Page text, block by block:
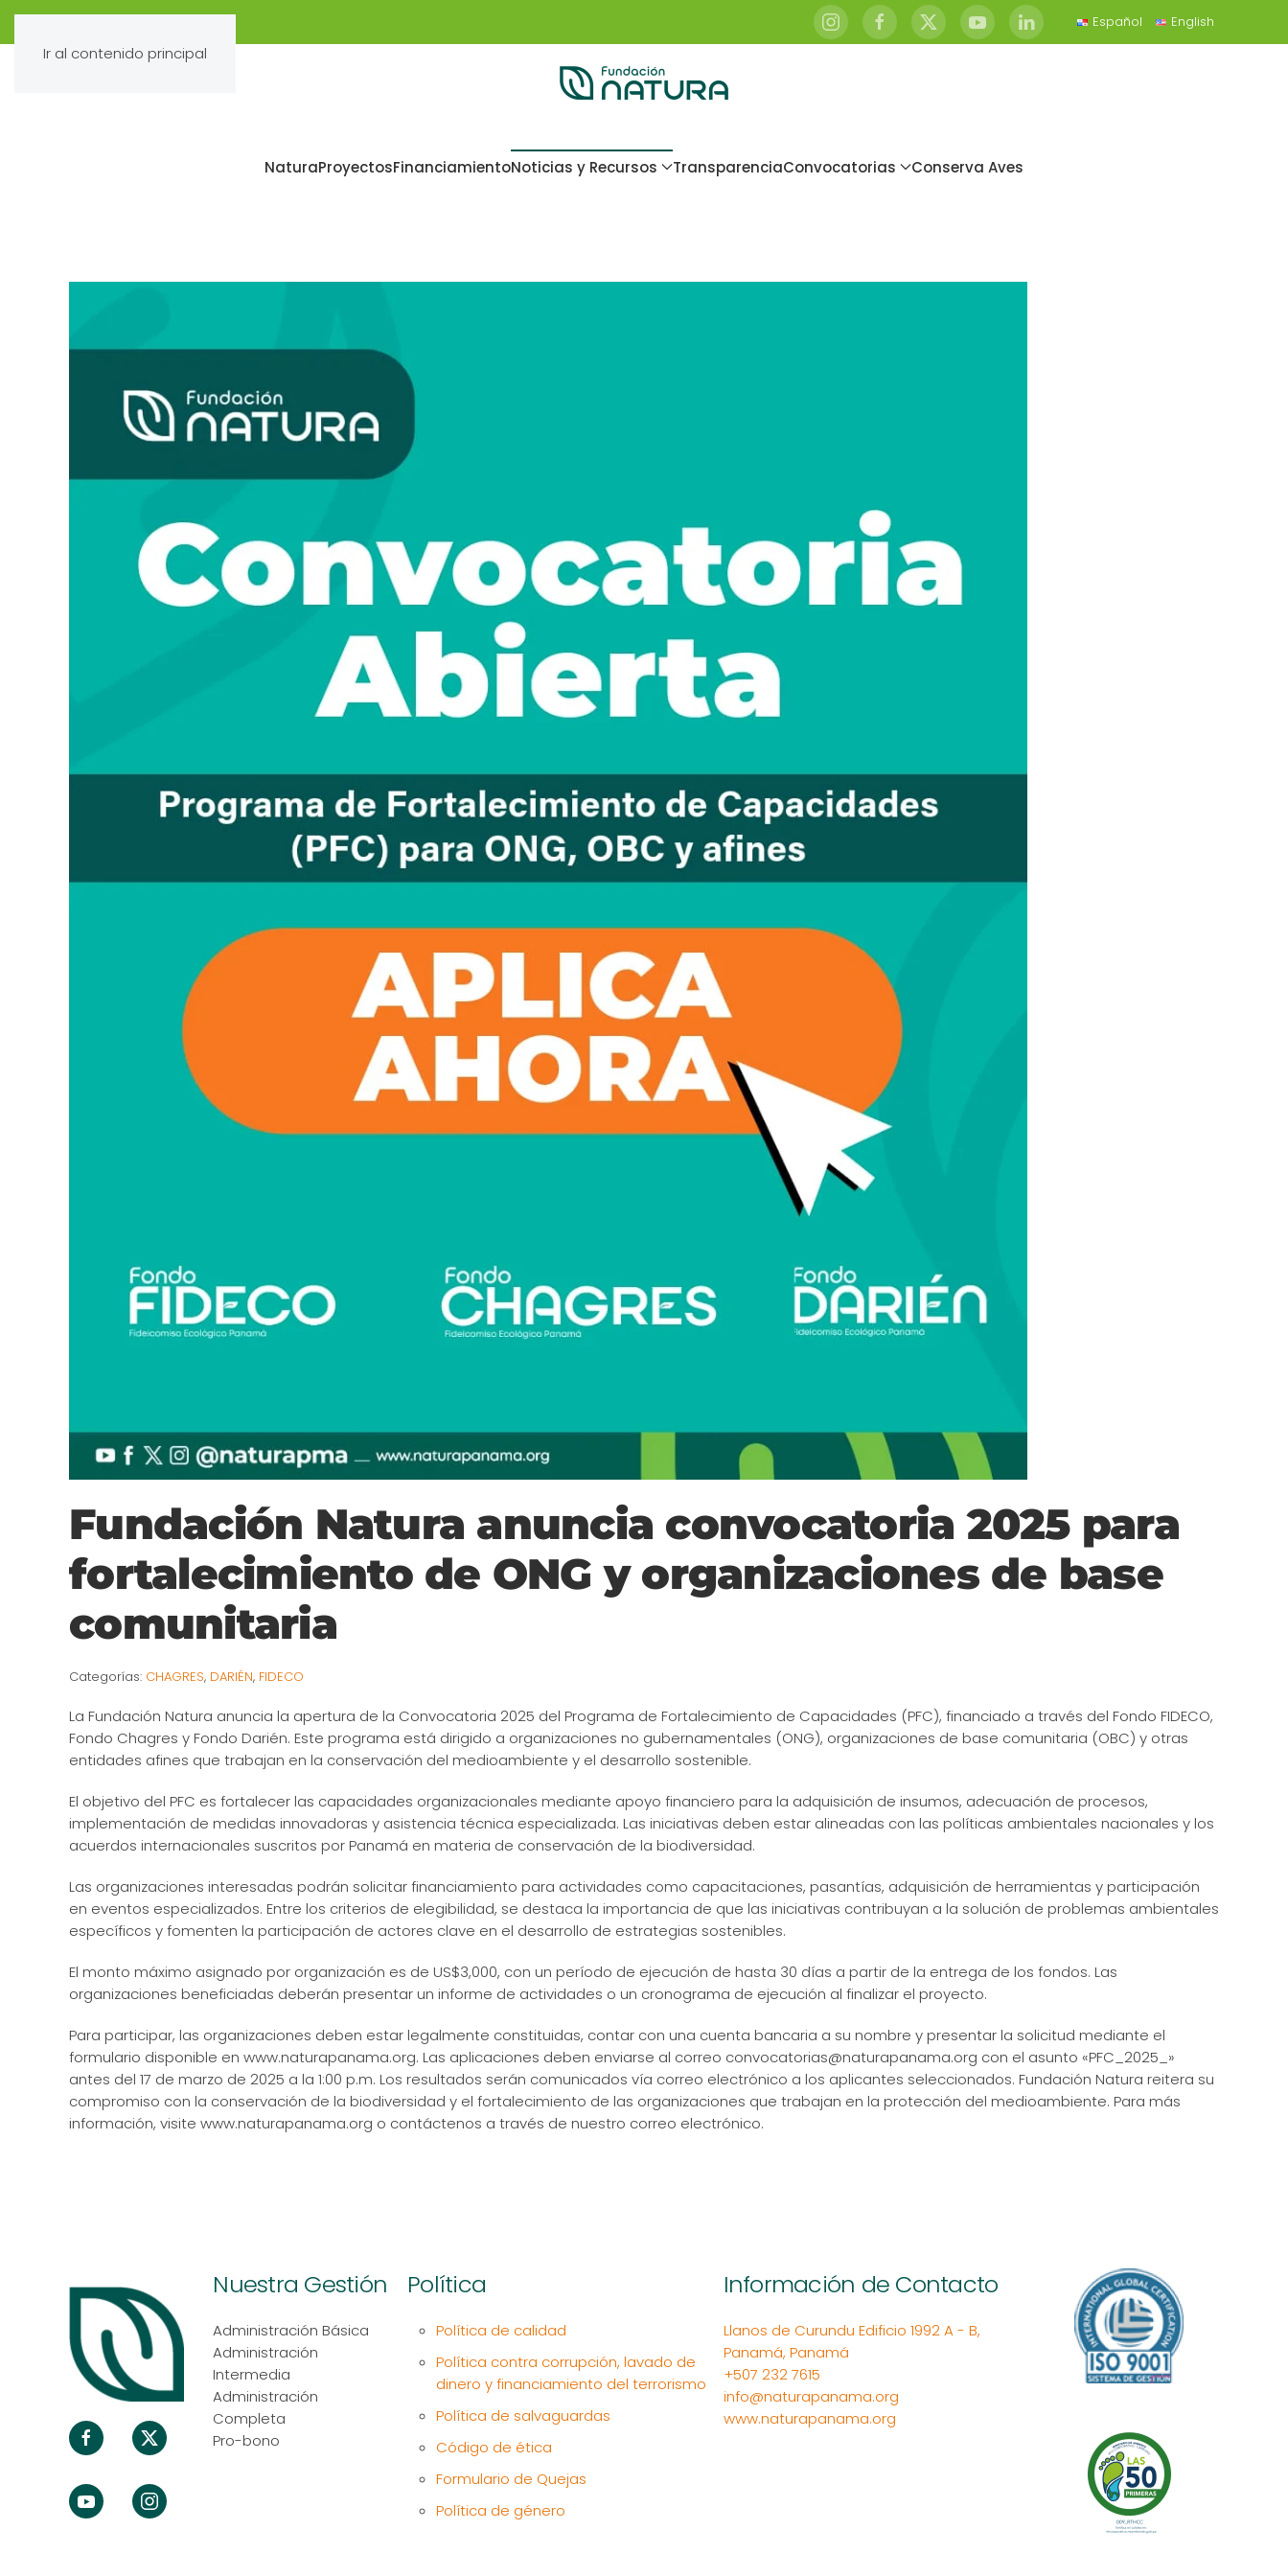
Ir al contenido principal
Español English
NaturaProyectosFinanciamientoNoticias y Recursos TransparenciaConvocatorias Conserva Aves
Fundación Natura anuncia convocatoria 2025 para
fortalecimiento de ONG y organizaciones de base
comunitaria
Categorías: CHAGRES, DARIÉN, FIDECO
La Fundación Natura anuncia la apertura de la Convocatoria 2025 del Programa de Fortalecimiento de Capacidades (PFC), financiado a través del Fondo FIDECO,
Fondo Chagres y Fondo Darién. Este programa está dirigido a organizaciones no gubernamentales (ONG), organizaciones de base comunitaria (OBC) y otras
entidades afines que trabajan en la conservación del medioambiente y el desarrollo sostenible.
El objetivo del PFC es fortalecer las capacidades organizacionales mediante apoyo financiero para la adquisición de insumos, adecuación de procesos,
implementación de medidas innovadoras y asistencia técnica especializada. Las iniciativas deben estar alineadas con las políticas ambientales nacionales y los
acuerdos internacionales suscritos por Panamá en materia de conservación de la biodiversidad.
Las organizaciones interesadas podrán solicitar financiamiento para actividades como capacitaciones, pasantías, adquisición de herramientas y participación
en eventos especializados. Entre los criterios de elegibilidad, se destaca la importancia de que las iniciativas contribuyan a la solución de problemas ambientales
específicos y fomenten la participación de actores clave en el desarrollo de estrategias sostenibles.
El monto máximo asignado por organización es de US$3,000, con un período de ejecución de hasta 30 días a partir de la entrega de los fondos. Las
organizaciones beneficiadas deberán presentar un informe de actividades o un cronograma de ejecución al finalizar el proyecto.
Para participar, las organizaciones deben estar legalmente constituidas, contar con una cuenta bancaria a su nombre y presentar la solicitud mediante el
formulario disponible en www.naturapanama.org. Las aplicaciones deben enviarse al correo convocatorias@naturapanama.org con el asunto «PFC_2025_»
antes del 17 de marzo de 2025 a la 1:00 p.m. Los resultados serán comunicados vía correo electrónico a los aplicantes seleccionados. Fundación Natura reitera su
compromiso con la conservación de la biodiversidad y el fortalecimiento de las organizaciones que trabajan en la protección del medioambiente. Para más
información, visite www.naturapanama.org o contáctenos a través de nuestro correo electrónico.
Nuestra Gestión
Administración Básica
Administración
Intermedia
Administración
Completa
Pro-bono
Política
Política de calidad
Política contra corrupción, lavado de
dinero y financiamiento del terrorismo
Política de salvaguardas
Código de ética
Formulario de Quejas
Política de género
Información de Contacto
Llanos de Curundu Edificio 1992 A - B,
Panamá, Panamá
+507 232 7615
info@naturapanama.org
www.naturapanama.org